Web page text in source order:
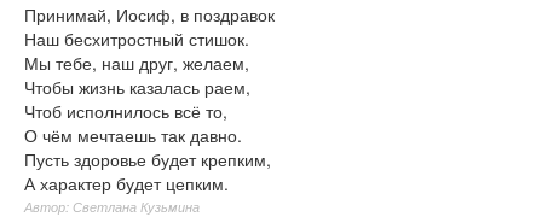
Принимай, Иосиф, в поздравок
Наш бесхитростный стишок.
Мы тебе, наш друг, желаем,
Чтобы жизнь казалась раем,
Чтоб исполнилось всё то,
О чём мечтаешь так давно.
Пусть здоровье будет крепким,
А характер будет цепким.
Автор: Светлана Кузьмина